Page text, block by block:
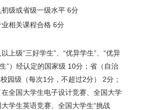
级或省级一级水平 6分
相关课程合格 6分
上级“三好学生”、“优异学生”、“优异
”）经认定的国家级 10分；省（自治
园级（每次1分，不超过2分） 2分；
全国大学生电子设计竞赛、全国大学
学生英语竞赛、全国大学生“挑战